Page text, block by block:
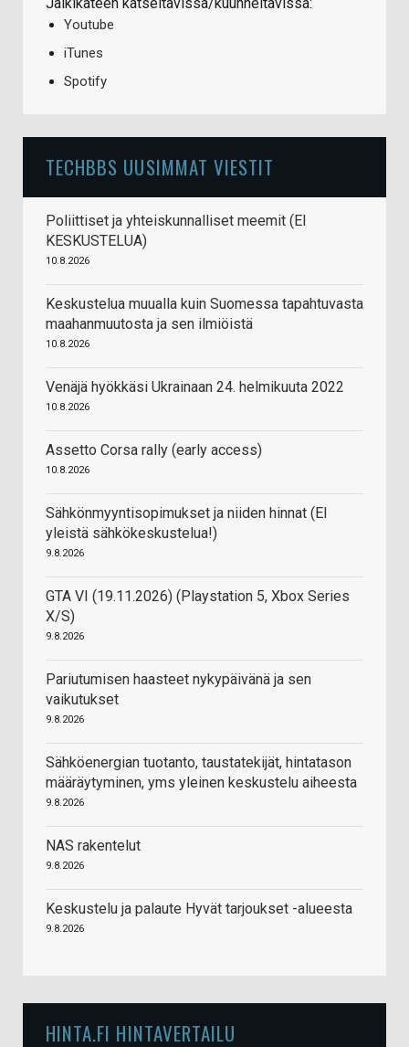
Youtube
iTunes
Spotify
TECHBBS UUSIMMAT VIESTIT
Poliittiset ja yhteiskunnalliset meemit (EI
KESKUSTELUA)
10.8.2026
Keskustelua muualla kuin Suomessa tapahtuvasta
maahanmuutosta ja sen ilmiöistä
10.8.2026
Venäjä hyökkäsi Ukrainaan 24. helmikuuta 2022
10.8.2026
Assetto Corsa rally (early access)
10.8.2026
Sähkönmyyntisopimukset ja niiden hinnat (EI
yleistä sähkökeskustelua!)
9.8.2026
GTA VI (19.11.2026) (Playstation 5, Xbox Series
X/S)
9.8.2026
Pariutumisen haasteet nykypäivänä ja sen
vaikutukset
9.8.2026
Sähköenergian tuotanto, taustatekijät, hintatason
määräytyminen, yms yleinen keskustelu aiheesta
9.8.2026
NAS rakentelut
9.8.2026
Keskustelu ja palaute Hyvät tarjoukset -alueesta
9.8.2026
HINTA.FI HINTAVERTAILU